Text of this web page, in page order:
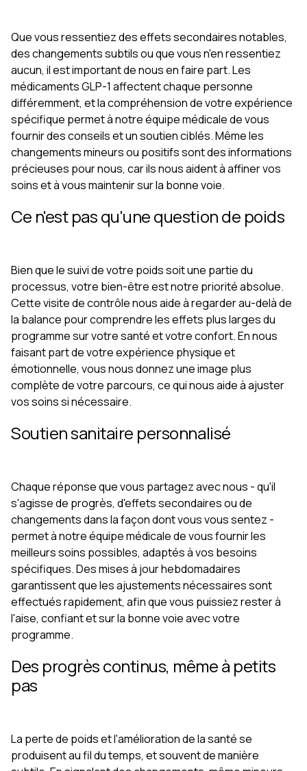
Que vous ressentiez des effets secondaires notables,
des changements subtils ou que vous n'en ressentiez
aucun, il est important de nous en faire part. Les
médicaments GLP-1 affectent chaque personne
différemment, et la compréhension de votre expérience
spécifique permet à notre équipe médicale de vous
fournir des conseils et un soutien ciblés. Même les
changements mineurs ou positifs sont des informations
précieuses pour nous, car ils nous aident à affiner vos
soins et à vous maintenir sur la bonne voie.
Ce n'est pas qu'une question de poids
Bien que le suivi de votre poids soit une partie du
processus, votre bien-être est notre priorité absolue.
Cette visite de contrôle nous aide à regarder au-delà de
la balance pour comprendre les effets plus larges du
programme sur votre santé et votre confort. En nous
faisant part de votre expérience physique et
émotionnelle, vous nous donnez une image plus
complète de votre parcours, ce qui nous aide à ajuster
vos soins si nécessaire.
Soutien sanitaire personnalisé
Chaque réponse que vous partagez avec nous - qu'il
s'agisse de progrès, d'effets secondaires ou de
changements dans la façon dont vous vous sentez -
permet à notre équipe médicale de vous fournir les
meilleurs soins possibles, adaptés à vos besoins
spécifiques. Des mises à jour hebdomadaires
garantissent que les ajustements nécessaires sont
effectués rapidement, afin que vous puissiez rester à
l'aise, confiant et sur la bonne voie avec votre
programme.
Des progrès continus, même à petits
pas
La perte de poids et l'amélioration de la santé se
produisent au fil du temps, et souvent de manière